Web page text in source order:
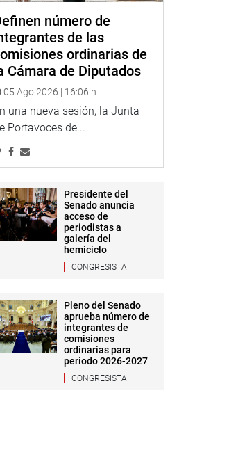
número de
de las
ordinarias de
Cámara de Diputados
05 Ago 2026 | 16:06 h
una nueva sesión, la Junta
Portavoces de...
Presidente del
Senado anuncia
acceso de
periodistas a
galería del
hemiciclo
CONGRESISTA
Pleno del Senado
aprueba número de
integrantes de
comisiones
ordinarias para
periodo 2026-2027
CONGRESISTA